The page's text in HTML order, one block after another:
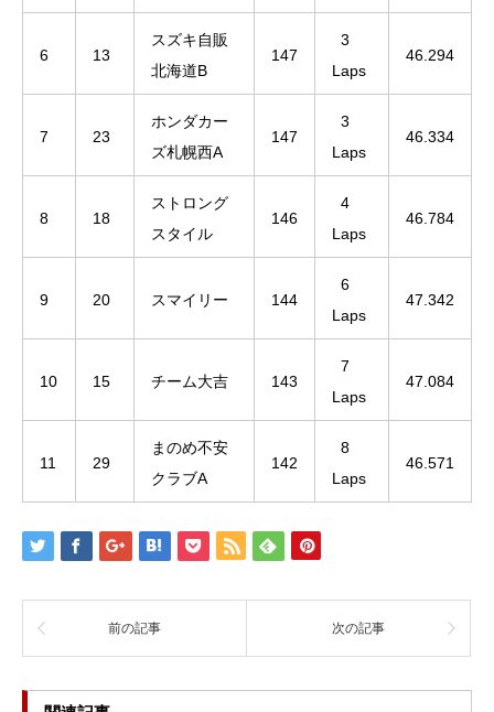
6 13
スズキ自販
北海道B
147
3
Laps
46.294
7 23
ホンダカー
ズ札幌西A
147
3
Laps
46.334
8 18
ストロング
スタイル
146
4
Laps
46.784
9 20 スマイリー 144
6
Laps
47.342
10 15 チーム大吉 143
7
Laps
47.084
11 29
まのめ不安
クラブA
142
8
Laps
46.571
前の記事 次の記事